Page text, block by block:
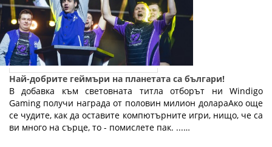
Най-добрите геймъри на планетата са българи!
В добавка към световната титла отборът ни Windigo
Gaming получи награда от половин милион долараАко още
се чудите, как да оставите компютърните игри, нищо, че са
ви много на сърце, то - помислете пак. ...…